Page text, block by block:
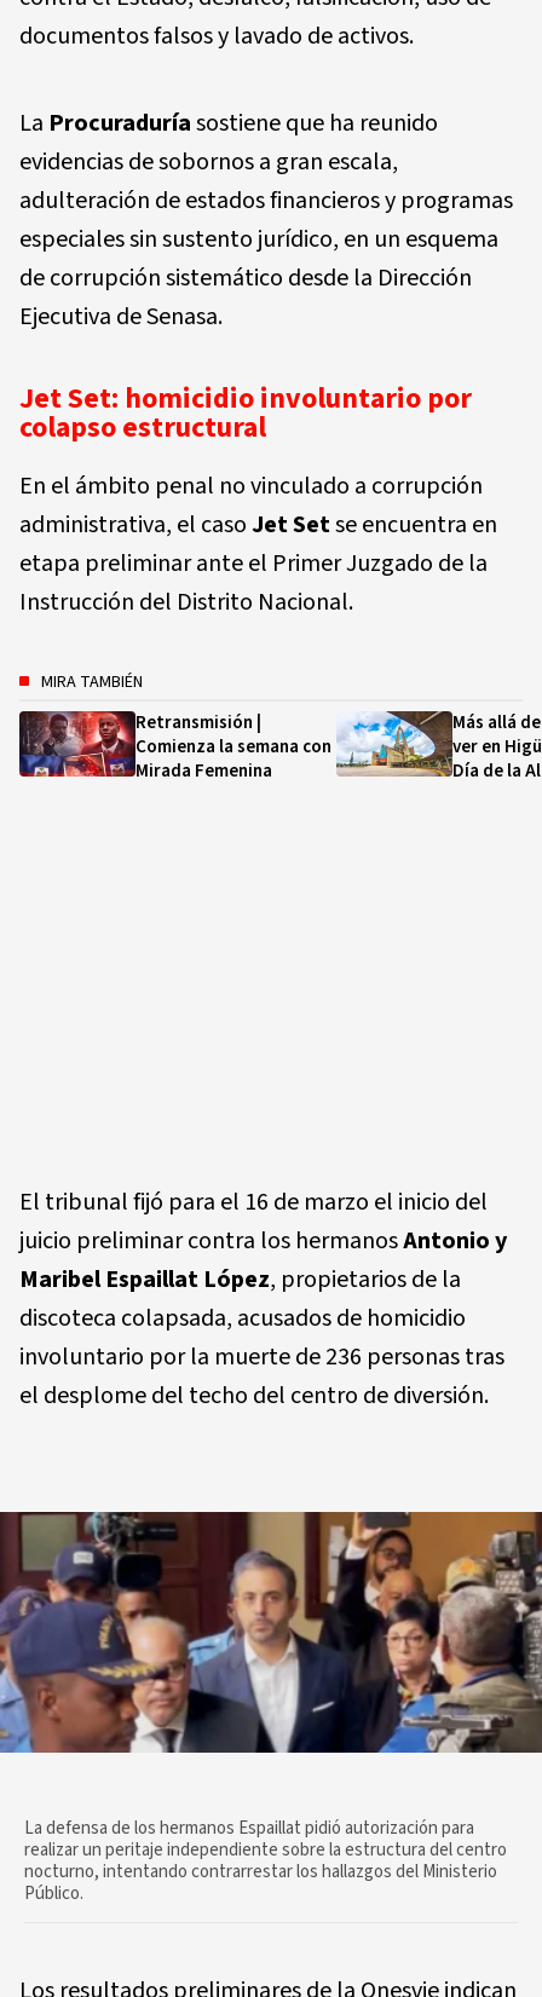
documentos falsos y lavado de activos.
La Procuraduríasostiene que ha reunido
evidencias de sobornos a gran escala,
adulteración de estados financieros y programas
especiales sin sustento jurídico, en un esquema
de corrupción sistemático desde la Dirección
Ejecutiva de Senasa.
Jet Set: homicidio involuntario por
colapso estructural
En el ámbito penal no vinculado a corrupción
administrativa, el casoJet Setse encuentra en
etapa preliminar ante el Primer Juzgado de la
Instrucción del Distrito Nacional.
MIRA TAMBIÉN
Retransmisión |
Comienza la semana con
Mirada Femenina
Más allá
ver en
Día de la
El tribunal fijó para el 16 de marzo el inicio del
juicio preliminar contra los hermanosAntonio y
Maribel Espaillat López, propietarios de la
discoteca colapsada, acusados de homicidio
involuntario por la muerte de 236 personas tras
el desplome del techo del centro de diversión.
La defensa de los hermanos Espaillat pidió autorización para
realizar un peritaje independiente sobre la estructura del centro
nocturno, intentando contrarrestar los hallazgos del Ministerio
Público.